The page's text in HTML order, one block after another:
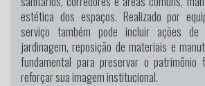
estética dos espaços. Realizado por
serviço também pode incluir ações de
jardinagem, reposição de materiais e
fundamental para preservar o
reforçar sua imagem institucional.